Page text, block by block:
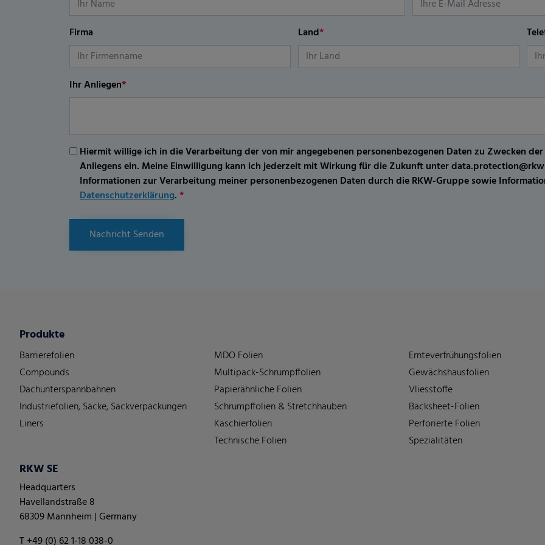
Firma Land*
Ihr Anliegen*
Hiermit willige ich in die Verarbeitung der von mir angegebenen personenbezogenen Daten zu Zwecken
Anliegens ein. Meine Einwilligung kann ich jederzeit mit Wirkung für die Zukunft unter
Informationen zur Verarbeitung meiner personenbezogenen Daten durch die RKW-Gruppe sowie
Datenschutzerklärung.*
Nachricht Senden
Produkte
Barrierefolien
Compounds
Dachunterspannbahnen
Industriefolien, Säcke, Sackverpackungen
Liners
MDO Folien
Multipack-Schrumpffolien
Papierähnliche Folien
Schrumpffolien & Stretchhauben
Kaschierfolien
Technische Folien
Ernteverfrühungsfolien
Gewächshausfolien
Vliesstoffe
Backsheet-Folien
Perforierte Folien
Spezialitäten
RKW SE
Headquarters
Havellandstraße 8
68309 Mannheim | Germany
T +49 (0) 62 1-18 038-0